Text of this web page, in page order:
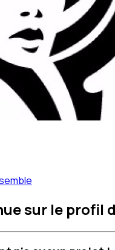
sur le profil